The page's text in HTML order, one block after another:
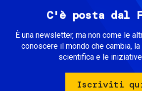
C'è posta dal
È una newsletter, ma non come le
conoscere il mondo che cambia,
scientifica e le iniziative
Iscriviti